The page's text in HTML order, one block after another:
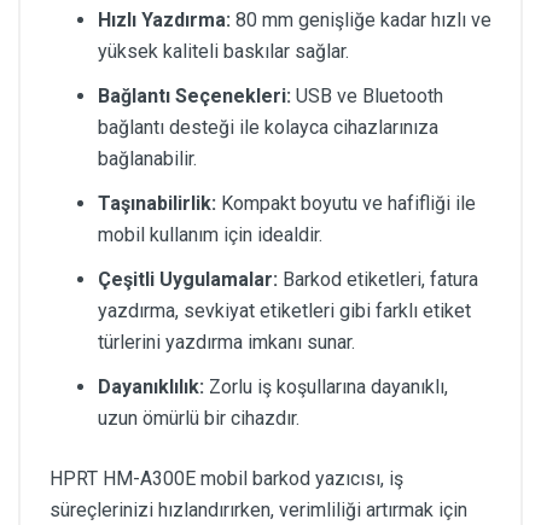
Hızlı Yazdırma: 80 mm genişliğe kadar hızlı ve
yüksek kaliteli baskılar sağlar.
Bağlantı Seçenekleri: USB ve Bluetooth
bağlantı desteği ile kolayca cihazlarınıza
bağlanabilir.
Taşınabilirlik: Kompakt boyutu ve hafifliği ile
mobil kullanım için idealdir.
Çeşitli Uygulamalar: Barkod etiketleri, fatura
yazdırma, sevkiyat etiketleri gibi farklı etiket
türlerini yazdırma imkanı sunar.
Dayanıklılık: Zorlu iş koşullarına dayanıklı,
uzun ömürlü bir cihazdır.
HPRT HM-A300E mobil barkod yazıcısı, iş
süreçlerinizi hızlandırırken, verimliliği artırmak için